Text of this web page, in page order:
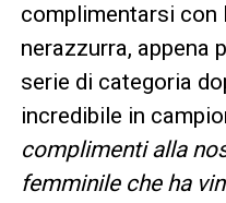
complimentarsi con
nerazzurra, appena
serie di categoria
incredibile in
complimenti alla
femminile che ha